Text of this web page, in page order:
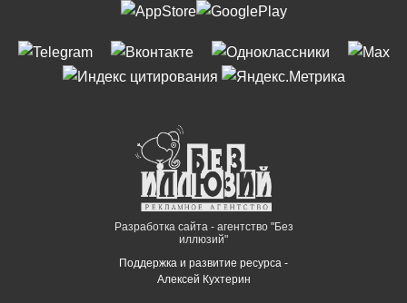
Разработка сайта - агентство "Без
иллюзий"
Поддержка и развитие ресурса -
Алексей Кухтерин